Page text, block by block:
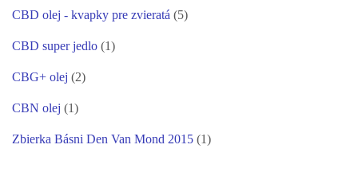
CBD olej - kvapky pre zvieratá (5)
CBD super jedlo (1)
CBG+ olej (2)
CBN olej (1)
Zbierka Básni Den Van Mond 2015 (1)